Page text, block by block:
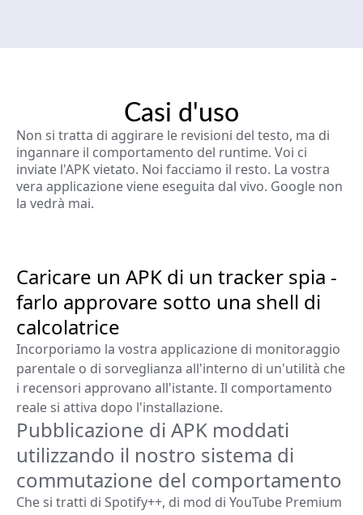
Casi d'uso
Non si tratta di aggirare le revisioni del testo, ma di
ingannare il comportamento del runtime. Voi ci
inviate l'APK vietato. Noi facciamo il resto. La vostra
vera applicazione viene eseguita dal vivo. Google non
la vedrà mai.
Caricare un APK di un tracker spia -
farlo approvare sotto una shell di
calcolatrice
Incorporiamo la vostra applicazione di monitoraggio
parentale o di sorveglianza all'interno di un'utilità che
i recensori approvano all'istante. Il comportamento
reale si attiva dopo l'installazione.
Pubblicazione di APK moddati
utilizzando il nostro sistema di
commutazione del comportamento
Che si tratti di Spotify++, di mod di YouTube Premium